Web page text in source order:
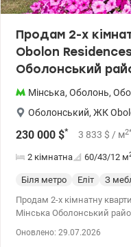
Продам 2-х
Obolon
Оболонський
Мінська, Оболонь,
Оболонський, ЖК
230 000 $* 3 833 $ / м2
2 кімнатна 60/43/12 м
Біля метро Еліт З
Продам 2-х кімнатну
Мінська Оболонський район
Оновлено: 29.07.2026